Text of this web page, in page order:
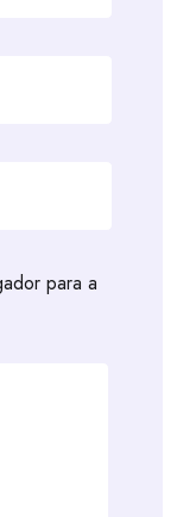
para a